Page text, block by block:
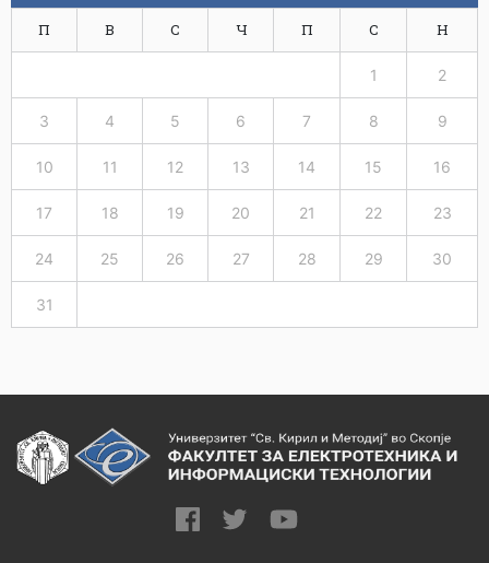
П В С Ч П С Н
1 2
3 4 5 6 7 8 9
10 11 12 13 14 15 16
17 18 19 20 21 22 23
24 25 26 27 28 29 30
31